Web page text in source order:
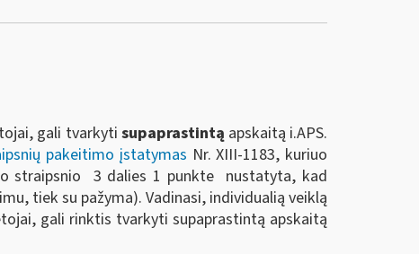
gali tvarkyti supaprastintą apskaitą i.APS.
pakeitimo įstatymas Nr. XIII-1183, kuriuo
straipsnio 3 dalies 1 punkte nustatyta, kad
tiek su pažyma). Vadinasi, individualią veiklą
gali rinktis tvarkyti supaprastintą apskaitą